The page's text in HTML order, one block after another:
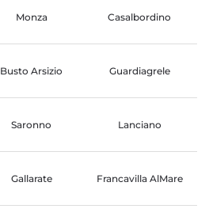
Monza Casalbordino
Busto Arsizio Guardiagrele
Saronno Lanciano
Gallarate Francavilla AlMare